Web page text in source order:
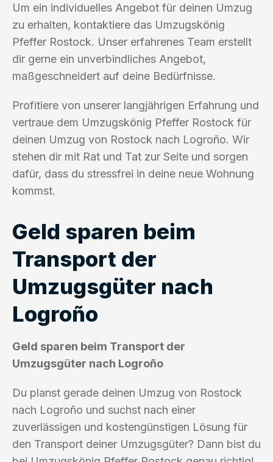
Um ein individuelles Angebot für deinen Umzug
zu erhalten, kontaktiere das Umzugskönig
Pfeffer Rostock. Unser erfahrenes Team erstellt
dir gerne ein unverbindliches Angebot,
maßgeschneidert auf deine Bedürfnisse.
Profitiere von unserer langjährigen Erfahrung und
vertraue dem Umzugskönig Pfeffer Rostock für
deinen Umzug von Rostock nach Logroño. Wir
stehen dir mit Rat und Tat zur Seite und sorgen
dafür, dass du stressfrei in deine neue Wohnung
kommst.
Geld sparen beim
Transport der
Umzugsgüter nach
Logroño
Geld sparen beim Transport der
Umzugsgüter nach Logroño
Du planst gerade deinen Umzug von Rostock
nach Logroño und suchst nach einer
zuverlässigen und kostengünstigen Lösung für
den Transport deiner Umzugsgüter? Dann bist du